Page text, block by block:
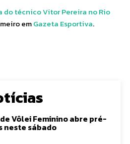
do técnico Vitor Pereira no Rio
emGazeta Esportiva.
Vôlei Feminino abre pré-
neste sábado